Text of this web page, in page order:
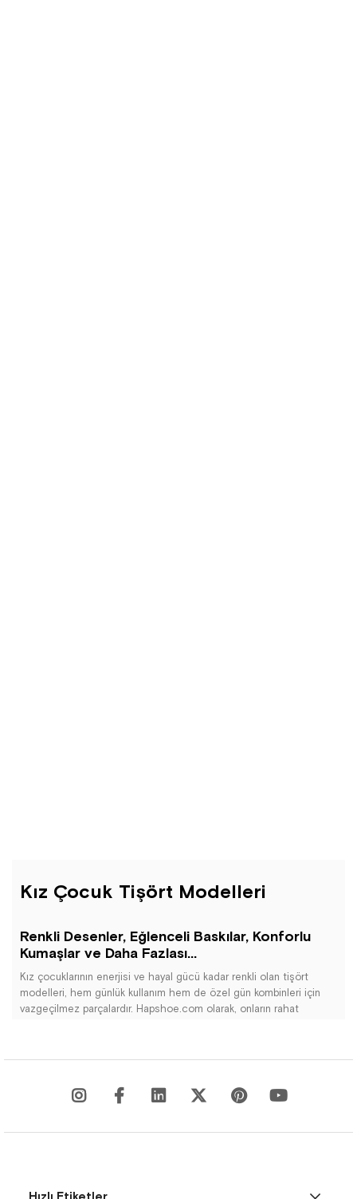
Kız Çocuk Tişört Modelleri
Renkli Desenler, Eğlenceli Baskılar, Konforlu
Kumaşlar ve Daha Fazlası...
Kız çocuklarının enerjisi ve hayal gücü kadar renkli olan tişört
modelleri, hem günlük kullanım hem de özel gün kombinleri için
vazgeçilmez parçalardır. Hapshoe.com olarak, onların rahat
sade ve klasik tasarımlardan sevimli karakter baskılı, parlak detaylı
bulabilirsiniz.
sunulmaktadır.
Hızlı Etiketler